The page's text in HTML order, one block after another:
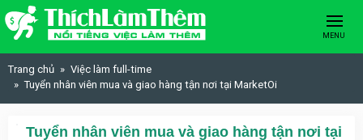
Skip to content
MENU
Trang chủ
Việc làm full-time
Tuyển nhân viên mua và giao hàng tận nơi tại MarketOi
Tuyển nhân viên mua và giao hàng tận nơi tại